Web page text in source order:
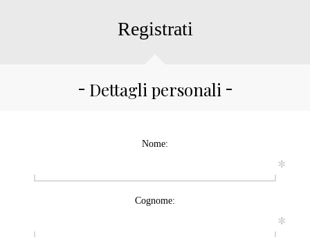
Registrati
Dettagli personali
Nome:
*
Cognome:
*